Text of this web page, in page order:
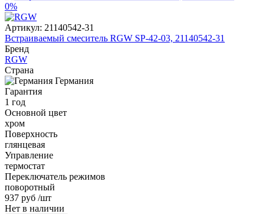
0%
Артикул: 21140542-31
Встраиваемый смеситель RGW SP-42-03, 21140542-31
Бренд
RGW
Страна
Германия
Гарантия
1 год
Основной цвет
хром
Поверхность
глянцевая
Управление
термостат
Переключатель режимов
поворотный
937 руб /шт
Нет в наличии